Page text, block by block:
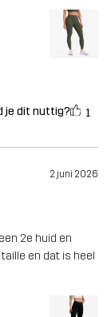
je dit nuttig? 1
2 juni 2026
2e huid en
en dat is heel